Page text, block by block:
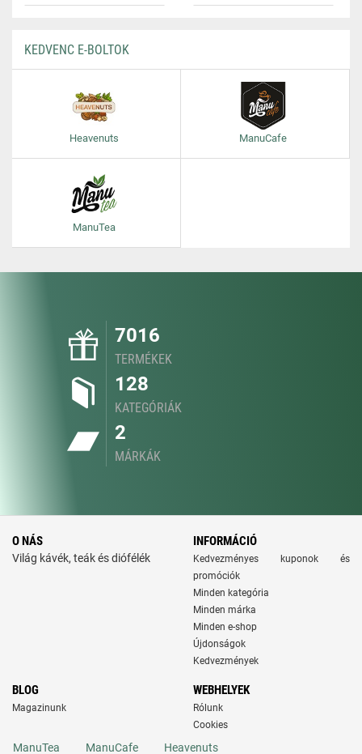
KEDVENC E-BOLTOK
Heavenuts ManuCafe
ManuTea
7016
TERMÉKEK
128
KATEGÓRIÁK
2
MÁRKÁK
O NÁS
Világ kávék, teák és diófélék
INFORMÁCIÓ
Kedvezményes kuponok és
promóciók
Minden kategória
Minden márka
Minden e-shop
Újdonságok
Kedvezmények
BLOG
Magazinunk
WEBHELYEK
Rólunk
Cookies
ManuTea ManuCafe Heavenuts